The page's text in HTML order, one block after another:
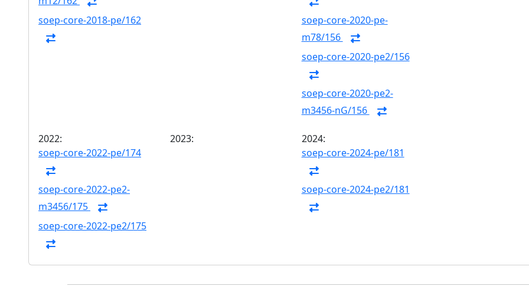
soep-core-2018-pe/162
soep-core-2020-pe-
m78/156
soep-core-2020-pe2/156
soep-core-2020-pe2-
m3456-nG/156
2022:
soep-core-2022-pe/174
soep-core-2022-pe2-
m3456/175
soep-core-2022-pe2/175
2023:
2024:
soep-core-2024-pe/181
soep-core-2024-pe2/181